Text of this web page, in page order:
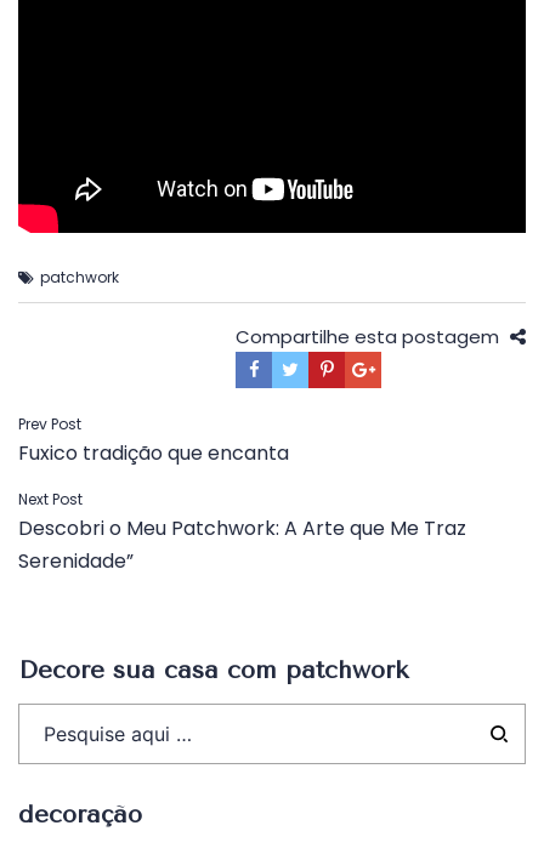
patchwork
Compartilhe esta postagem
Navegação
de
Post
Prev Post
Fuxico tradição que encanta
Next Post
Descobri o Meu Patchwork: A Arte que Me Traz
Serenidade”
Decore sua casa com patchwork
decoração